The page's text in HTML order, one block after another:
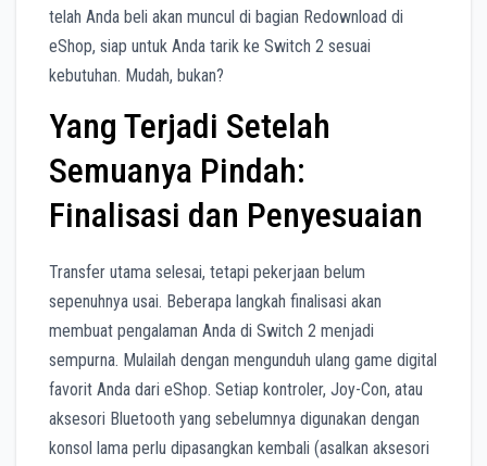
telah Anda beli akan muncul di bagian Redownload di
eShop, siap untuk Anda tarik ke Switch 2 sesuai
kebutuhan. Mudah, bukan?
Yang Terjadi Setelah
Semuanya Pindah:
Finalisasi dan Penyesuaian
Transfer utama selesai, tetapi pekerjaan belum
sepenuhnya usai. Beberapa langkah finalisasi akan
membuat pengalaman Anda di Switch 2 menjadi
sempurna. Mulailah dengan mengunduh ulang game digital
favorit Anda dari eShop. Setiap kontroler, Joy-Con, atau
aksesori Bluetooth yang sebelumnya digunakan dengan
konsol lama perlu dipasangkan kembali (asalkan aksesori